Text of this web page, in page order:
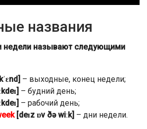
названия
недели называют следующими
– выходные, конец недели;
– будний день;
– рабочий день;
[deɪz ɒv ðə wiːk] – дни недели.